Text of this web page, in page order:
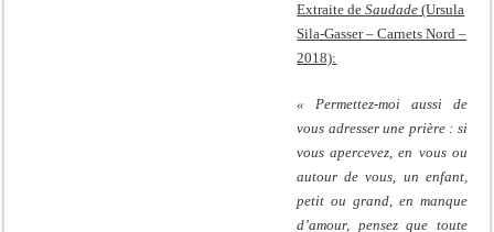
du
Extraite deSaudade (Ursula
Sila-Gasser – Carnets Nord –
2018):
« Permettez-moi aussi de
vous adresser une prière : si
vous apercevez, en vous ou
autour de vous, un enfant,
petit ou grand, en manque
d’amour, pensez que toute